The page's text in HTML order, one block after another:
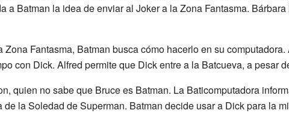
a Batman la idea de enviar al Joker a la Zona Fantasma.
Fantasma, Batman busca cómo hacerlo en su
con Dick. Alfred permite que Dick entre a la Batcueva, a pesar
quien no sabe que Bruce es Batman. La Baticomputadora
de la Soledad de Superman. Batman decide usar a Dick para la